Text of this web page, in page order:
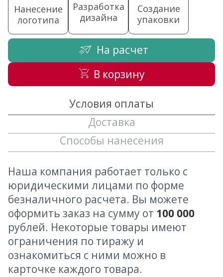
Нанесение
логотипа
Разработка
дизайна
Создание
упаковки
На расчет
В корзину
Условия оплаты
Доставка
Способы нанесения
Наша компания работает только с
юридическими лицами по форме
безналичного расчета. Вы можете
оформить заказ на сумму от 100 000
рублей. Некоторые товары имеют
ограничения по тиражу и
ознакомиться с ними можно в
карточке каждого товара.